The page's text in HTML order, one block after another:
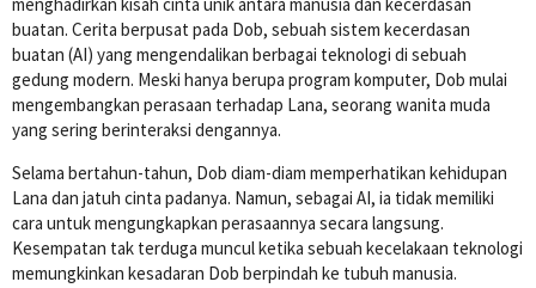
menghadirkan kisah cinta unik antara manusia dan kecerdasan
buatan. Cerita berpusat pada Dob, sebuah sistem kecerdasan
buatan (AI) yang mengendalikan berbagai teknologi di sebuah
gedung modern. Meski hanya berupa program komputer, Dob mulai
mengembangkan perasaan terhadap Lana, seorang wanita muda
yang sering berinteraksi dengannya.
Selama bertahun-tahun, Dob diam-diam memperhatikan kehidupan
Lana dan jatuh cinta padanya. Namun, sebagai AI, ia tidak memiliki
cara untuk mengungkapkan perasaannya secara langsung.
Kesempatan tak terduga muncul ketika sebuah kecelakaan teknologi
memungkinkan kesadaran Dob berpindah ke tubuh manusia.